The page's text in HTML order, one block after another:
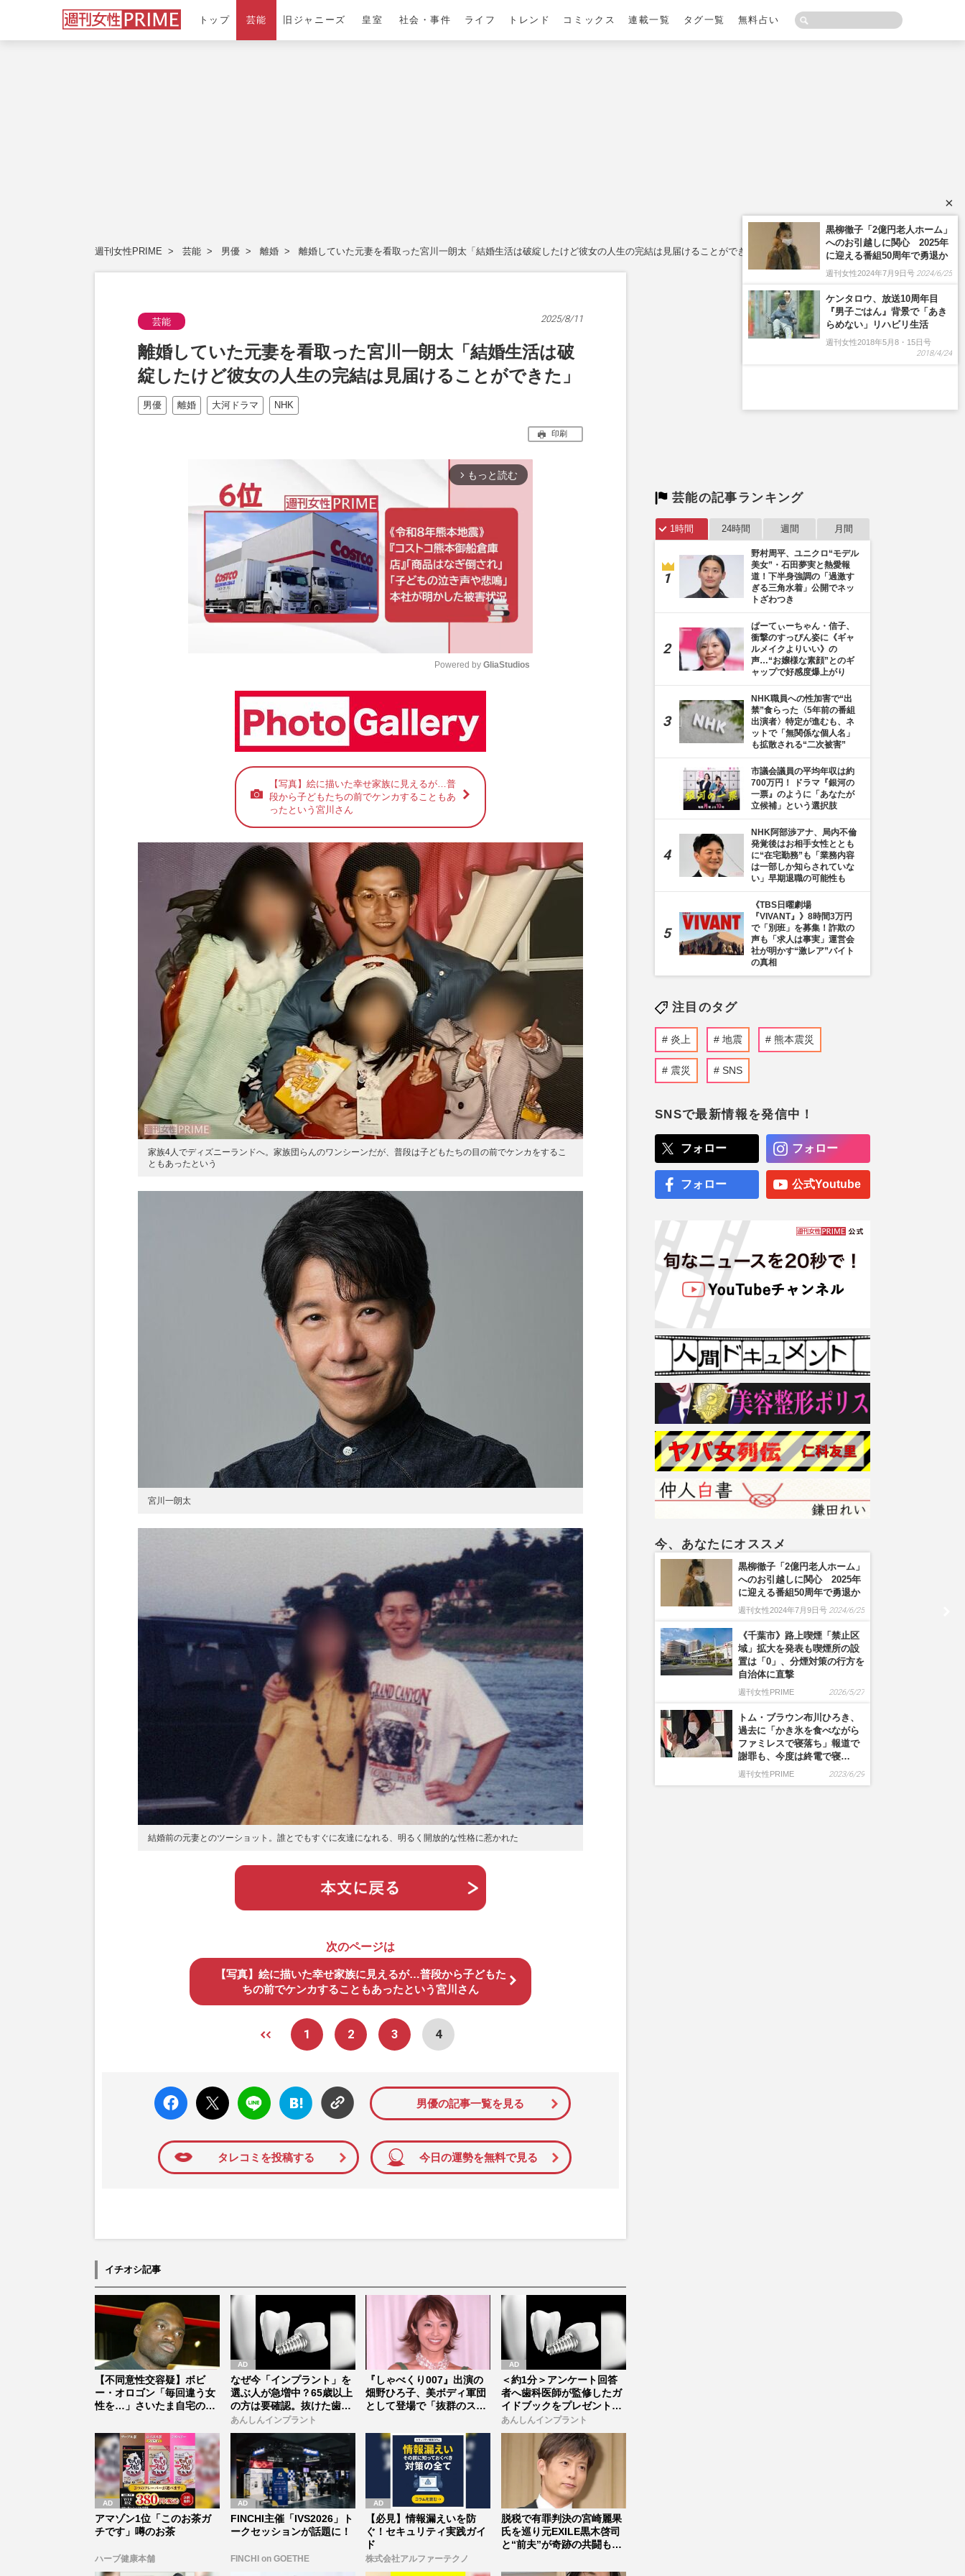
トップ 芸能 旧ジャニーズ 皇室 社会・事件 ライフ トレンド コミックス 連載一覧 タグ一覧 無料占い
週刊女性PRIME 芸能 男優 離婚 離婚していた元妻を看取った宮川一朗太「結婚生活は破綻したけど彼女の人生の完結は見届けることができた」
芸能 2025/8/11
離婚していた元妻を看取った宮川一朗太「結婚生活は破
綻したけど彼女の人生の完結は見届けることができた」
男優 離婚 大河ドラマ NHK
印刷
arrow_forward_ios もっと読む
u
e
Powered by GliaStudios
【写真】絵に描いた幸せ家族に見えるが…普
段から子どもたちの前でケンカすることもあ
ったという宮川さん
家族4人でディズニーランドへ。家族団らんのワンシーンだが、普段は子どもたちの目の前でケンカをするこ
ともあったという
宮川一朗太
結婚前の元妻とのツーショット。誰とでもすぐに友達になれる、明るく開放的な性格に惹かれた
次のページは
【写真】絵に描いた幸せ家族に見えるが…普段から子どもた
ちの前でケンカすることもあったという宮川さん
1 2 3 4
faceboo
k いい
ね
X ポス
ト
LINE
はてな
ブック
マーク
男優の記事一覧を見る
タレコミを投稿する 今日の運勢を無料で見る
イチオシ記事
【不同意性交容疑】ボビ
ー・オロゴン「毎回違う女
性を…」さいたま自宅の目
なぜ今「インプラント」を
選ぶ人が急増中？65歳以上
の方は要確認。抜けた歯の
放置は...
あんしんインプラント
『しゃべくり007』出演の
畑野ひろ子、美ボディ軍団
として登場で「抜群のスタ
＜約1分＞アンケート回答
者へ歯科医師が監修したガ
イドブックをプレゼント。
65歳以...
あんしんインプラント
アマゾン1位「このお茶ガ
チです」噂のお茶
ハーブ健康本舗
FINCHI主催「IVS2026」ト
ークセッションが話題に！
FINCHI on GOETHE
【必見】情報漏えいを防
ぐ！セキュリティ実践ガイ
ド
株式会社アルファーテクノ
脱税で有罪判決の宮崎麗果
氏を巡り元EXILE黒木啓司
と“前夫”が奇跡の共闘も…
芸能の記事ランキング
1時間 24時間 週間 月間
野村周平、ユニクロ“モデル
美女”・石田夢実と熱愛報
道！下半身強調の「過激す
ぎる三角水着」公開でネッ
トざわつき
ぱーてぃーちゃん・信子、
衝撃のすっぴん姿に《ギャ
ルメイクよりいい》の
声…“お嬢様な素顔”とのギ
ャップで好感度爆上がり
NHK職員への性加害で“出
禁”食らった〈5年前の番組
出演者〉特定が進むも、ネ
ットで「無関係な個人名」
も拡散される“二次被害”
市議会議員の平均年収は約
700万円！ ドラマ『銀河の
一票』のように「あなたが
立候補」という選択肢
NHK阿部渉アナ、局内不倫
発覚後はお相手女性ととも
に“在宅勤務”も「業務内容
は一部しか知らされていな
い」早期退職の可能性も
《TBS日曜劇場
『VIVANT』》8時間3万円
で「別班」を募集！詐欺の
声も「求人は事実」運営会
社が明かす“激レア”バイト
の真相
注目のタグ
炎上 地震 熊本震災
震災 SNS
SNSで最新情報を発信中！
フォロー フォロー
フォロー 公式Youtube
今、あなたにオススメ
黒柳徹子「2億円老人ホーム」
へのお引越しに関心 2025年
に迎える番組50周年で勇退か
週刊女性2024年7月9日号 2024/6/25
《千葉市》路上喫煙「禁止区
域」拡大を発表も喫煙所の設
置は「0」、分煙対策の行方を
自治体に直撃
週刊女性PRIME 2026/5/27
トム・ブラウン布川ひろき、
過去に「かき氷を食べながら
ファミレスで寝落ち」報道で
謝罪も、今度は終電で寝…
週刊女性PRIME 2023/6/29
×